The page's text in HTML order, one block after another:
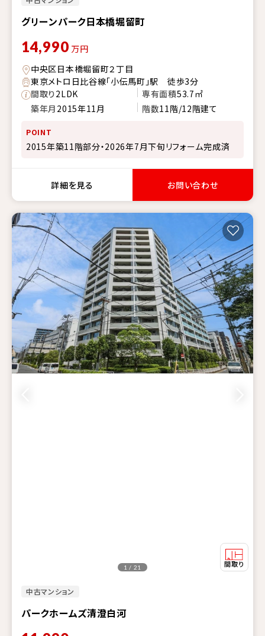
グリーンパーク日本橋堀留町
14,990 万円
中央区日本橋堀留町２丁目
東京メトロ日比谷線「小伝馬町」駅 徒歩3分
間取り2LDK 専有面積53.7㎡
築年月 2015年11月 階数11階/12階建て
POINT
2015年築11階部分・2026年7月下旬リフォーム完成済
詳細を見る お問い合わせ
中古マンション
パークホームズ清澄白河
1 / 21